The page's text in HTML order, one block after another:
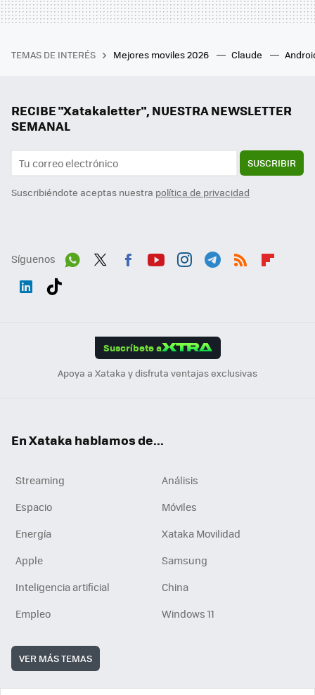
TEMAS DE INTERÉS Mejores moviles 2026 Claude
RECIBE "Xatakaletter", NUESTRA NEWSLETTER
SEMANAL
SUSCRIBIR
Suscribiéndote aceptas nuestra política de privacidad
Síguenos
Suscríbete a
Apoya a Xataka y disfruta ventajas exclusivas
En Xataka hablamos de...
Streaming
Análisis
Espacio
Móviles
Energía
Xataka Movilidad
Apple
Samsung
Inteligencia artificial
China
Empleo
Windows 11
VER MÁS TEMAS